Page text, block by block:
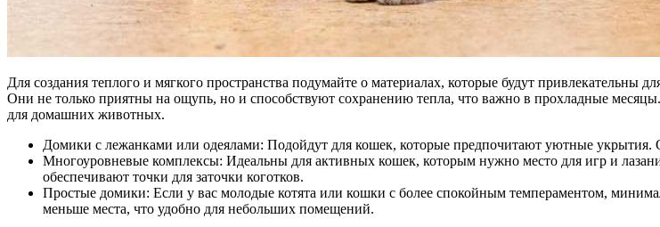
Для создания теплого и мягкого пространства подумайте о материалах, которые будут
Они не только приятны на ощупь, но и способствуют сохранению тепла, что важно в прохладные
для домашних животных.
Домики с лежанками или одеялами: Подойдут для кошек, которые предпочитают уютные укрытия.
Многоуровневые комплексы: Идеальны для активных кошек, которым нужно место для игр и
обеспечивают точки для заточки коготков.
Простые домики: Если у вас молодые котята или кошки с более спокойным темпераментом,
меньше места, что удобно для небольших помещений.